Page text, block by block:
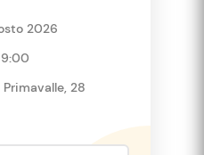
2026
28